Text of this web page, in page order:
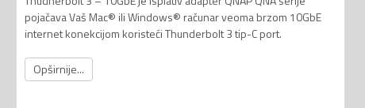
pojačava Vaš Mac® ili Windows® računar veoma brzom 10GbE
internet konekcijom koristeći Thunderbolt 3 tip-C port.
Opširnije...